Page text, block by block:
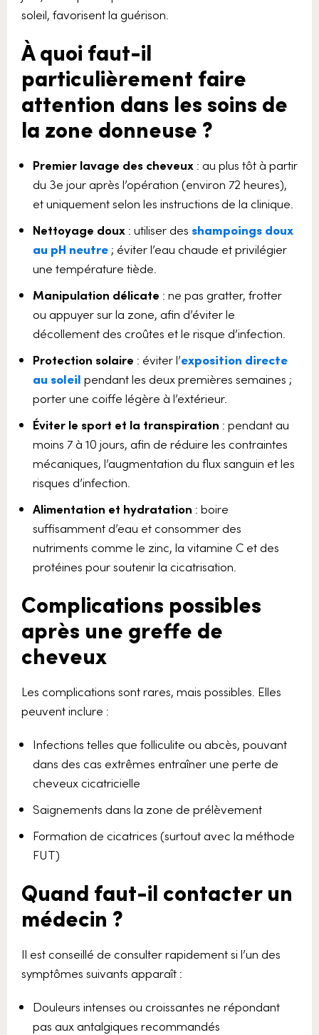
soleil, favorisent la guérison.
À quoi faut-il
particulièrement faire
attention dans les soins de
la zone donneuse ?
Premier lavage des cheveux : au plus tôt à partir
du 3e jour après l’opération (environ 72 heures),
et uniquement selon les instructions de la clinique.
Nettoyage doux : utiliser des shampoings doux
au pH neutre ; éviter l’eau chaude et privilégier
une température tiède.
Manipulation délicate : ne pas gratter, frotter
ou appuyer sur la zone, afin d’éviter le
décollement des croûtes et le risque d’infection.
Protection solaire : éviter l’exposition directe
au soleil pendant les deux premières semaines ;
porter une coiffe légère à l’extérieur.
Éviter le sport et la transpiration : pendant au
moins 7 à 10 jours, afin de réduire les contraintes
mécaniques, l’augmentation du flux sanguin et les
risques d’infection.
Alimentation et hydratation : boire
suffisamment d’eau et consommer des
nutriments comme le zinc, la vitamine C et des
protéines pour soutenir la cicatrisation.
Complications possibles
après une greffe de
cheveux
Les complications sont rares, mais possibles. Elles
peuvent inclure :
Infections telles que folliculite ou abcès, pouvant
dans des cas extrêmes entraîner une perte de
cheveux cicatricielle
Saignements dans la zone de prélèvement
Formation de cicatrices (surtout avec la méthode
FUT)
Quand faut-il contacter un
médecin ?
Il est conseillé de consulter rapidement si l’un des
symptômes suivants apparaît :
Douleurs intenses ou croissantes ne répondant
pas aux antalgiques recommandés